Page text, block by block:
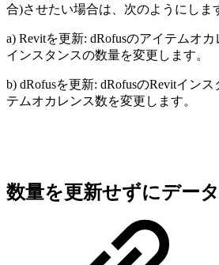
合)させたい場合は、次のようにしま
a) Revitを更新: dRofusのアイテムオ
インスタンスの数量を変更します。
b) dRofusを更新: dRofusのRevitイン
テムオカレンス数を変更します。
数量を更新せずにデー